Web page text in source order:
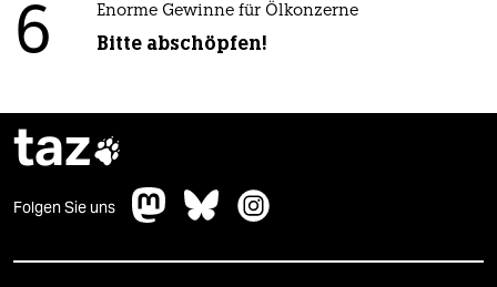
6 Enorme Gewinne für Ölkonzerne
Bitte abschöpfen!
taz
Folgen Sie uns